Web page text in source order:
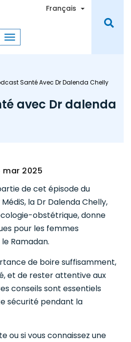
Français Toggle
Santé Avec Dr Dalenda Chelly
avec Dr dalenda
mar 2025
de cet épisode du
la Dr Dalenda Chelly,
obstétrique, donne
pour les femmes
Ramadan.
de boire suffisamment,
et de rester attentive aux
conseils sont essentiels
sécurité pendant la
ou si vous connaissez une